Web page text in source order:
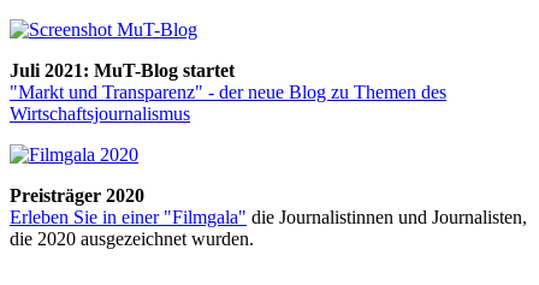
Juli 2021: MuT-Blog startet
"Markt und Transparenz" - der neue Blog zu Themen des
Wirtschaftsjournalismus
Preisträger 2020
Erleben Sie in einer "Filmgala" die Journalistinnen und Journalisten,
die 2020 ausgezeichnet wurden.